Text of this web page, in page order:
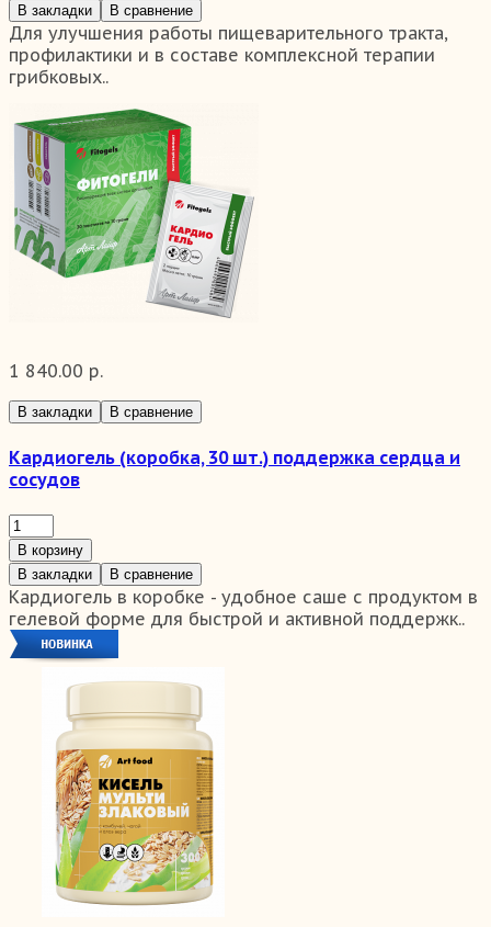
В закладки
В сравнение
Для улучшения работы пищеварительного тракта,
профилактики и в составе комплексной терапии
грибковых..
1 840.00 р.
В закладки В сравнение
Кардиогель (коробка, 30 шт.) поддержка сердца и
сосудов
В корзину
В закладки
В сравнение
Кардиогель в коробке - удобное саше с продуктом в
гелевой форме для быстрой и активной поддержк..